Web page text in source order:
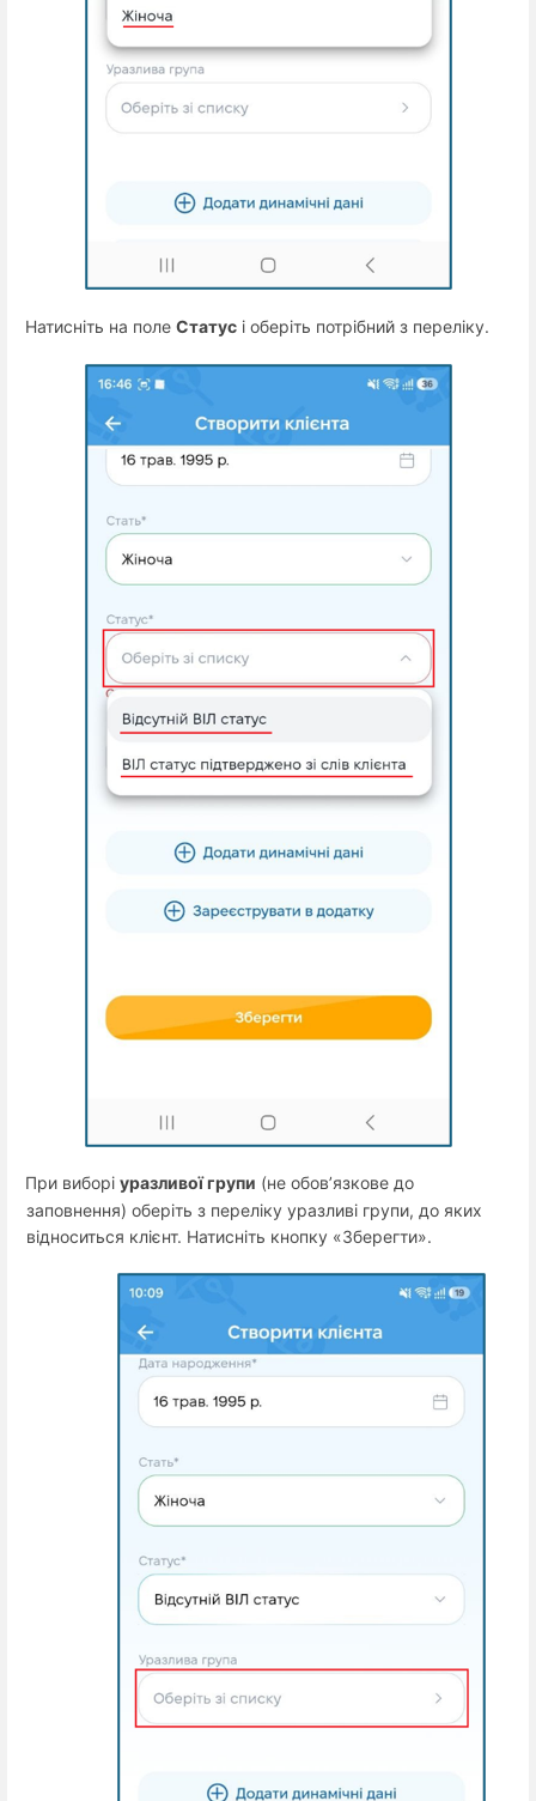
Натисніть на поле Статус і оберіть потрібний з переліку.
При виборі уразливої групи (не обов’язкове до
заповнення) оберіть з переліку уразливі групи, до яких
відноситься клієнт. Натисніть кнопку «Зберегти».